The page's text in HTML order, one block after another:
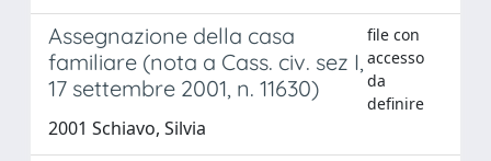
Assegnazione della casa
familiare (nota a Cass. civ. sez I,
17 settembre 2001, n. 11630)
file con
accesso
da
definire
2001 Schiavo, Silvia